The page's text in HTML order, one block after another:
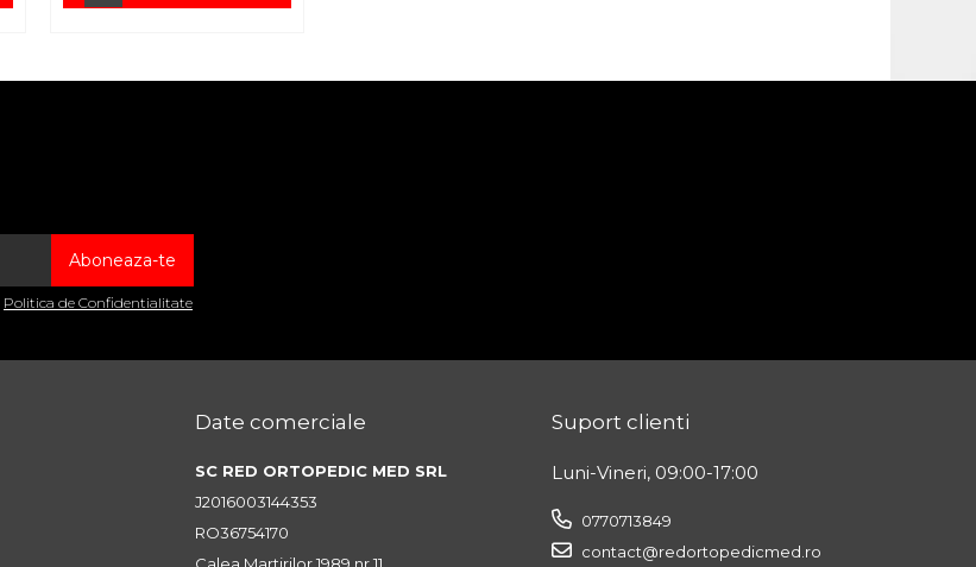
Politica de Confidentialitate
Date comerciale
SC RED ORTOPEDIC MED SRL
J2016003144353
RO36754170
Suport clienti
Luni-Vineri, 09:00-17:00
0770713849
contact@redortopedicmed.ro